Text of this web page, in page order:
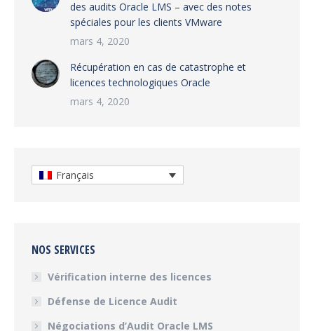
des audits Oracle LMS – avec des notes
spéciales pour les clients VMware
mars 4, 2020
Récupération en cas de catastrophe et
licences technologiques Oracle
mars 4, 2020
Français
NOS SERVICES
Vérification interne des licences
Défense de Licence Audit
Négociations d’Audit Oracle LMS